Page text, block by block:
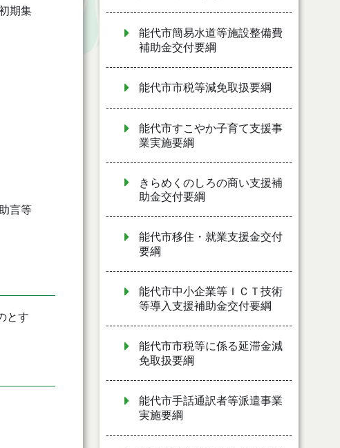
期集
言等
とす
能代市簡易水道等施設整備費
補助金交付要綱
能代市市税等減免取扱要綱
能代市すこやか子育て支援事
業実施要綱
きらめくのしろの商い支援補
助金交付要綱
能代市移住・就業支援金交付
要綱
能代市中小企業等ＩＣＴ技術
等導入支援補助金交付要綱
能代市市税等に係る延滞金減
免取扱要綱
能代市手話通訳者等派遣事業
実施要綱